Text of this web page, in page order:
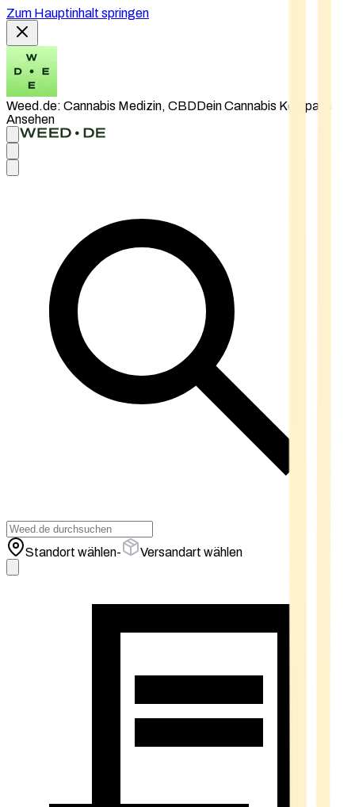
Zum Hauptinhalt springen
Weed.de: Cannabis Medizin, CBDDein Cannabis Kompass
Ansehen
Standort wählen- Versandart wählen